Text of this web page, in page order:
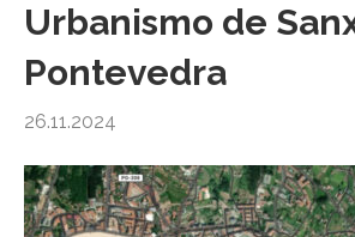
Urbanismo de
Pontevedra
26.11.2024